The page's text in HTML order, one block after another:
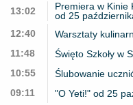
13:02
Premiera w Kinie
od 25
12:40
Warsztaty
11:48
Święto Szkoły w
10:55
Ślubowanie
09:11
"O Yeti!" od 25